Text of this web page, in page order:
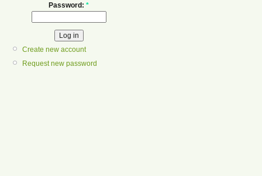
Password: *
Create new account
Request new password